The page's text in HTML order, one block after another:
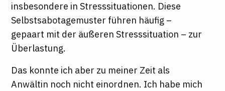
insbesondere in Stresssituationen. Diese
Selbstsabotagemuster führen häufig –
gepaart mit der äußeren Stresssituation – zur
Überlastung.
Das konnte ich aber zu meiner Zeit als
Anwältin noch nicht einordnen. Ich habe mich